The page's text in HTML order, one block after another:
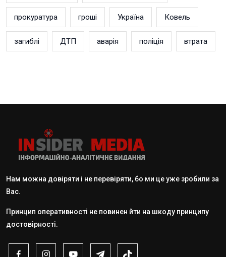
прокуратура гроші Україна Ковель
загиблі ДТП аварія поліція втрата
Нам можна довіряти і не перевіряти, бо ми це уже зробили за
Вас.
Принцип оперативності не повинен йти на шкоду принципу
достовірності.